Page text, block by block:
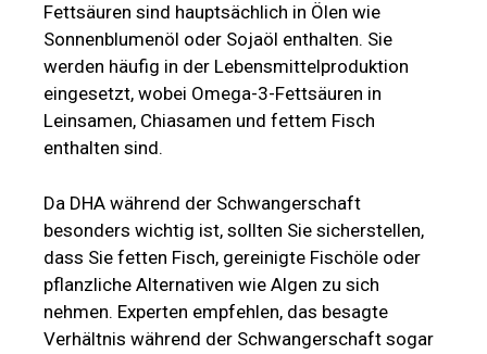
Fettsäuren sind hauptsächlich in Ölen wie
Sonnenblumenöl oder Sojaöl enthalten. Sie
werden häufig in der Lebensmittelproduktion
eingesetzt, wobei Omega-3-Fettsäuren in
Leinsamen, Chiasamen und fettem Fisch
enthalten sind.
Da DHA während der Schwangerschaft
besonders wichtig ist, sollten Sie sicherstellen,
dass Sie fetten Fisch, gereinigte Fischöle oder
pflanzliche Alternativen wie Algen zu sich
nehmen. Experten empfehlen, das besagte
Verhältnis während der Schwangerschaft sogar